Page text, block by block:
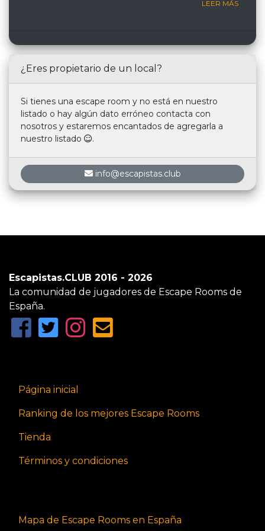
LEER MÁS
¿Eres propietario de un local?
Si tienes una escape room y no está en nuestro
listado o hay algún dato erróneo contacta con
nosotros y estaremos encantados de agregarla a
nuestro listado
.
info@escapistas.club
Escapistas.CLUB 2016 - 2026
La comunidad de jugadores de Escape Rooms de
España.
Página inicial
Ranking de los mejores Escape Rooms
Tienda
Términos y condiciones
Mapa de Escape Rooms en España